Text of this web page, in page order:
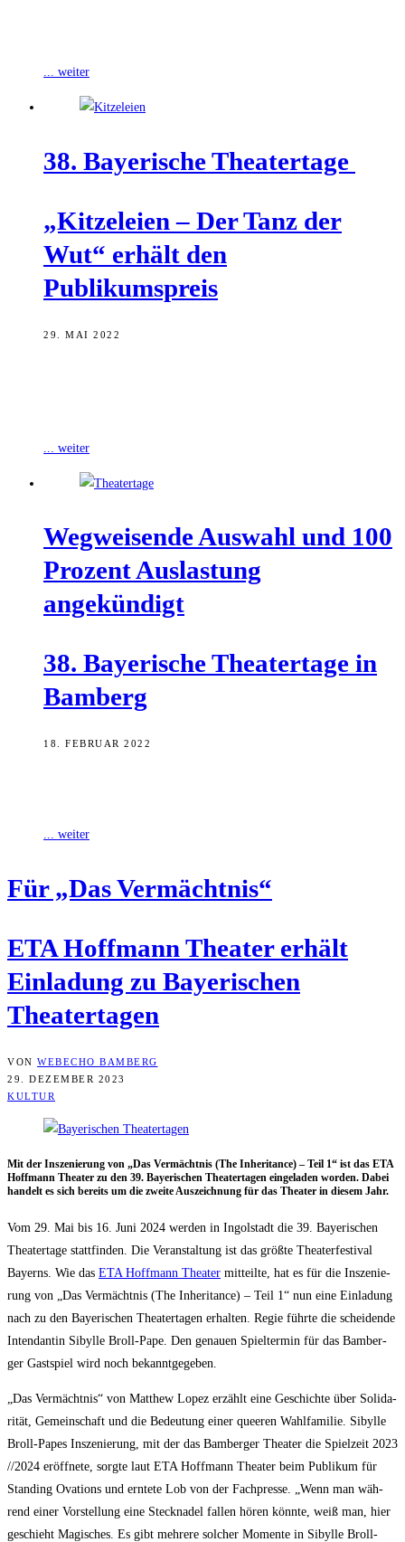
... weiter
38. Baye­ri­sche Theatertage
„Kit­ze­lei­en – Der Tanz der
Wut“ erhält den
Publikumspreis
29. MAI 2022
... weiter
Weg­wei­sen­de Aus­wahl und 100
Pro­zent Aus­las­tung
angekündigt
38. Baye­ri­sche Thea­ter­ta­ge in
Bamberg
18. FEBRUAR 2022
... weiter
Für „Das Vermächtnis“
ETA Hoff­mann Thea­ter erhält
Ein­la­dung zu Baye­ri­schen
Theatertagen
VON WEBECHO BAMBERG
29. DEZEMBER 2023
KULTUR
Mit der Insze­nie­rung von „Das Ver­mächt­nis (The Inhe­ri­tance) – Teil 1“ ist das ETA
Hoff­mann Thea­ter zu den 39. Baye­ri­schen Thea­ter­ta­gen ein­ge­la­den wor­den. Dabei
han­delt es sich bereits um die zwei­te Aus­zeich­nung für das Thea­ter in die­sem Jahr.
Vom 29. Mai bis 16. Juni 2024 wer­den in Ingol­stadt die 39. Baye­ri­schen
Thea­ter­ta­ge statt­fin­den. Die Ver­an­stal­tung ist das größ­te Thea­ter­fes­ti­val
Bay­erns. Wie das ETA Hoff­mann Thea­ter mit­teil­te, hat es für die Insze­nie­
rung von „Das Ver­mächt­nis (The Inhe­ri­tance) – Teil 1“ nun eine Ein­la­dung
nach zu den Baye­ri­schen Thea­ter­ta­gen erhal­ten. Regie führ­te die schei­den­de
Inten­dan­tin Sibyl­le Broll-Pape. Den genau­en Spiel­ter­min für das Bam­ber­
ger Gast­spiel wird noch bekanntgegeben.
„Das Ver­mächt­nis“ von Matthew Lopez erzählt eine Geschich­te über Soli­da­
ri­tät, Gemein­schaft und die Bedeu­tung einer quee­ren Wahl­fa­mi­lie. Sibyl­le
Broll-Papes Insze­nie­rung, mit der das Bam­ber­ger Thea­ter die Spiel­zeit 2023
/​/​2024 eröff­ne­te, sorg­te laut ETA Hoff­mann Thea­ter beim Publi­kum für
Stan­ding Ova­tions und ern­te­te Lob von der Fach­pres­se. „Wenn man wäh­
rend einer Vor­stel­lung eine Steck­na­del fal­len hören könn­te, weiß man, hier
geschieht Magi­sches. Es gibt meh­re­re sol­cher Momen­te in Sibyl­le Broll-